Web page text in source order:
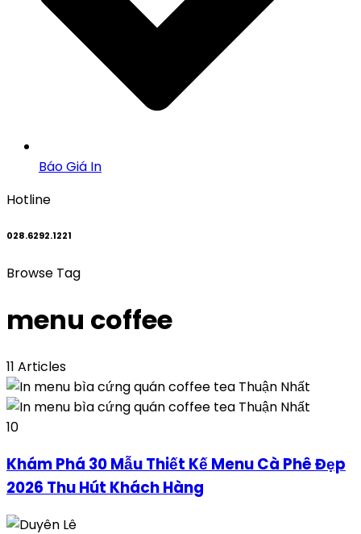
Báo Giá In
Hotline
028.6292.1221
Browse Tag
menu coffee
11 Articles
10
Khám Phá 30 Mẫu Thiết Kế Menu Cà Phê Đẹp
2026 Thu Hút Khách Hàng